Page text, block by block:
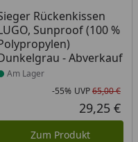
ProzentPreis
Preis
Rückenkissen
Sunproof (100 %
- Abverkauf
am Lager
Am Lager
-55% UVP65,00 €
29,25 €
Zum Produkt